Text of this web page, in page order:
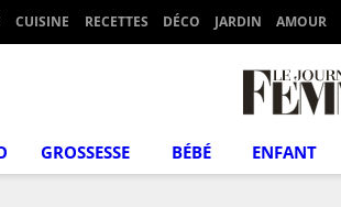
CUISINE RECETTES DÉCO JARDIN AMOUR
GROSSESSE BÉBÉ ENFANT